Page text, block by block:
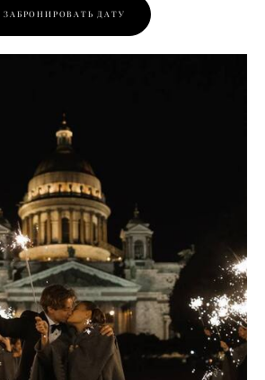
ЗАБРОНИРОВАТЬ ДАТУ